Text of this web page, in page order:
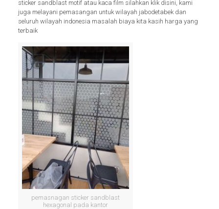
sticker sandblast motif atau kaca film silahkan klik disini, kami
juga melayani pemasangan untuk wilayah jabodetabek dan
seluruh wilayah indonesia masalah biaya kita kasih harga yang
terbaik
pemasnagan sticker sandblast
hexagonal pada kantor